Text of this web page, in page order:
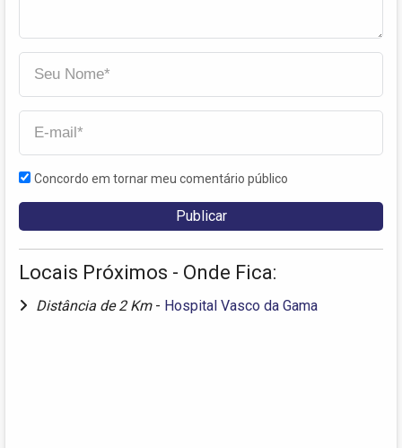
Concordo em tornar meu comentário público
Locais Próximos - Onde Fica:
Distância de 2 Km - Hospital Vasco da Gama